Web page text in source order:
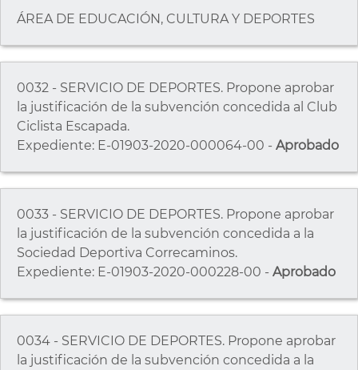
ÁREA DE EDUCACIÓN, CULTURA Y DEPORTES
0032 - SERVICIO DE DEPORTES. Propone aprobar
la justificación de la subvención concedida al Club
Ciclista Escapada.
Expediente: E-01903-2020-000064-00 - Aprobado
0033 - SERVICIO DE DEPORTES. Propone aprobar
la justificación de la subvención concedida a la
Sociedad Deportiva Correcaminos.
Expediente: E-01903-2020-000228-00 - Aprobado
0034 - SERVICIO DE DEPORTES. Propone aprobar
la justificación de la subvención concedida a la